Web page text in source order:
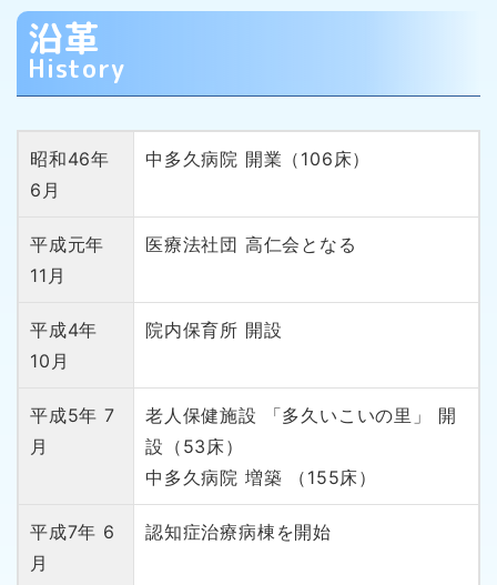
沿革
History
昭和46年
6月
中多久病院 開業（106床）
平成元年
11月
医療法社団 高仁会となる
平成4年
10月
院内保育所 開設
平成5年 7
月
老人保健施設 「多久いこいの里」 開
設（53床）
中多久病院 増築 （155床）
平成7年 6
月
認知症治療病棟を開始